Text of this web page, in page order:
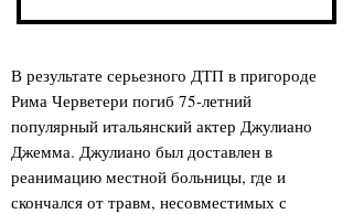
В результате серьезного ДТП в пригороде
Рима Черветери погиб 75-летний
популярный итальянский актер Джулиано
Джемма. Джулиано был доставлен в
реанимацию местной больницы, где и
скончался от травм, несовместимых с